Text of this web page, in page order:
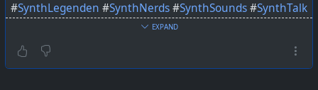
#SynthLegenden #SynthNerds#SynthSounds#SynthTalk
WaldorfQuantum
Bild KI generiert mit ChatGPT
EXPAND